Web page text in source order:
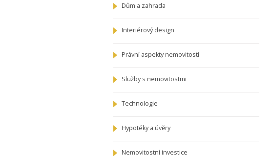
Dům a zahrada
Interiérový design
Právní aspekty nemovitostí
Služby s nemovitostmi
Technologie
Hypotéky a úvěry
Nemovitostní investice